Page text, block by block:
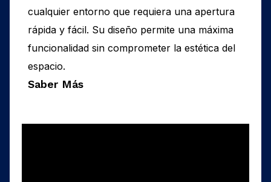
cualquier entorno que requiera una apertura
rápida y fácil. Su diseño permite una máxima
funcionalidad sin comprometer la estética del
espacio.
Saber Más